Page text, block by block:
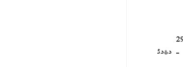
- 28 پايئزعا، ءبئلئم بةرؤ قئزمةتكةرلةرئندة - 29
ءتيئس»، - دةدئ